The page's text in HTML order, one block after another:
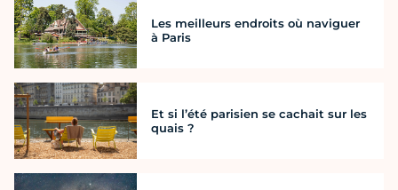
Les meilleurs endroits où naviguer
à Paris
Et si l’été parisien se cachait sur les
quais ?